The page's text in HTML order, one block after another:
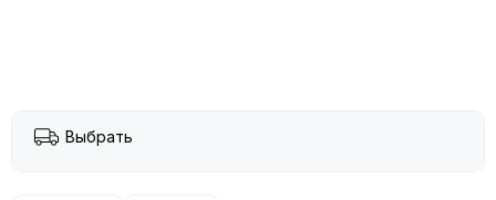
Выбрать